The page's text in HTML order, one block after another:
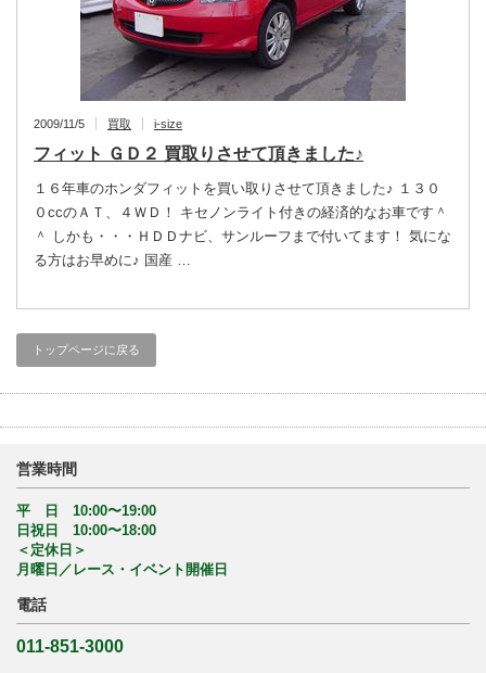
2009/11/5 買取 i-size
フィット ＧＤ２ 買取りさせて頂きました♪
１６年車のホンダフィットを買い取りさせて頂きました♪ １３０
０ccのＡＴ、４ＷＤ！ キセノンライト付きの経済的なお車です＾
＾ しかも・・・ＨＤＤナビ、サンルーフまで付いてます！ 気にな
る方はお早めに♪ 国産 …
トップページに戻る
営業時間
平 日 10:00〜19:00
日祝日 10:00〜18:00
＜定休日＞
月曜日／レース・イベント開催日
電話
011-851-3000